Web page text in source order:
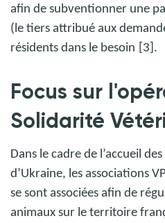
afin de subventionner une
(le tiers attribué aux
résidents dans le besoin
[3].
Focus sur
Solidarité
Dans le cadre de l’accueil
d’Ukraine, les associations
se sont associées afin de
animaux sur le territoire